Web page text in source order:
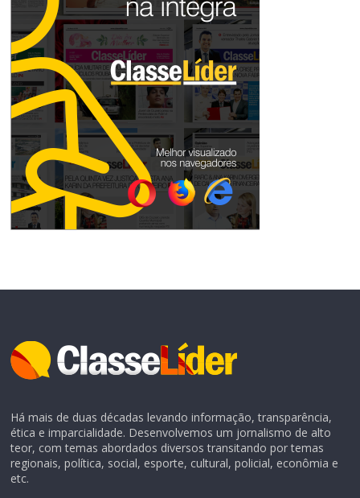
Há mais de duas décadas levando informação, transparência,
ética e imparcialidade. Desenvolvemos um jornalismo de alto
teor, com temas abordados diversos transitando por temas
regionais, política, social, esporte, cultural, policial, econômia e
etc.